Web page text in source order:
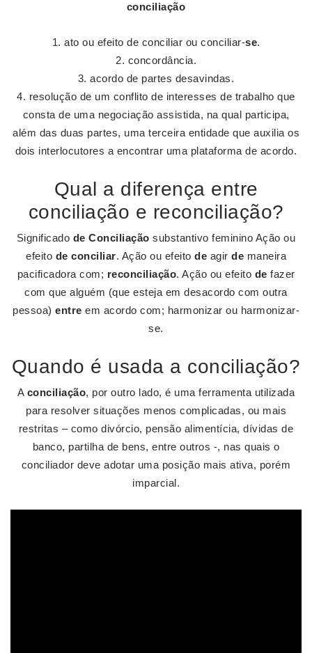
conciliação
ato ou efeito de conciliar ou conciliar-se.
concordância.
acordo de partes desavindas.
resolução de um conflito de interesses de trabalho que
consta de uma negociação assistida, na qual participa,
além das duas partes, uma terceira entidade que auxilia os
dois interlocutores a encontrar uma plataforma de acordo.
Qual a diferença entre
conciliação e reconciliação?
Significado de Conciliação substantivo feminino Ação ou
efeito de conciliar. Ação ou efeito de agir de maneira
pacificadora com; reconciliação. Ação ou efeito de fazer
com que alguém (que esteja em desacordo com outra
pessoa) entre em acordo com; harmonizar ou harmonizar-
se.
Quando é usada a conciliação?
A conciliação, por outro lado, é uma ferramenta utilizada
para resolver situações menos complicadas, ou mais
restritas – como divórcio, pensão alimentícia, dívidas de
banco, partilha de bens, entre outros -, nas quais o
conciliador deve adotar uma posição mais ativa, porém
imparcial.